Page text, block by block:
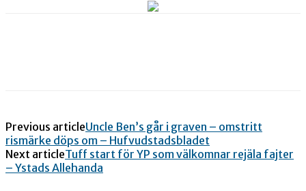
Previous articleUncle Ben’s går i graven – omstritt
rismärke döps om – Hufvudstadsbladet
Next articleTuff start för YP som välkomnar rejäla fajter
– Ystads Allehanda